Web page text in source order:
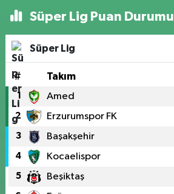
Süper Lig Puan Durumu
Süper Lig
# Takım
1 Amed
2 Erzurumspor FK
3 Başakşehir
4 Kocaelispor
5 Beşiktaş